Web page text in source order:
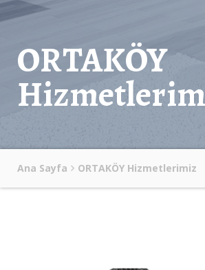
ORTAKÖY
Ana Sayfa ORTAKÖY Hizmetlerimiz